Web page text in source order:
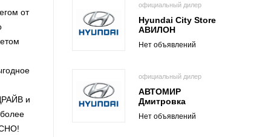
от
и
официальный дилер
Hyundai City Store
АВИЛОН
Нет объявлений
официальный дилер
АВТОМИР
Дмитровка
Нет объявлений